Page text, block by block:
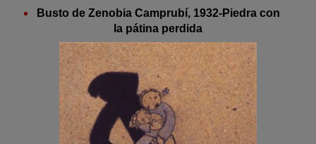
Busto de Zenobia Camprubí, 1932-Piedra con
la pátina perdida